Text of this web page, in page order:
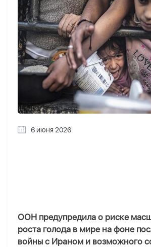
6 июня 2026
ООН предупредила о риске
роста голода в мире на фоне
войны с Ираном и возможного